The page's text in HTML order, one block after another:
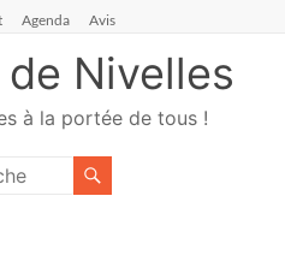
Agenda Avis
Nivelles
à la portée de tous !